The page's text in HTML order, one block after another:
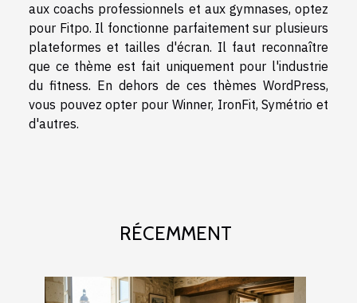
aux coachs professionnels et aux gymnases, optez
pour Fitpo. Il fonctionne parfaitement sur plusieurs
plateformes et tailles d'écran. Il faut reconnaître
que ce thème est fait uniquement pour l'industrie
du fitness. En dehors de ces thèmes WordPress,
vous pouvez opter pour Winner, IronFit, Symétrio et
d'autres.
RÉCEMMENT